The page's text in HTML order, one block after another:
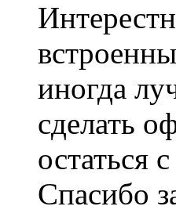
иногда
сделать
остаться
Спасибо